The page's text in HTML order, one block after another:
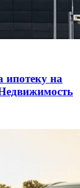
ипотеку на